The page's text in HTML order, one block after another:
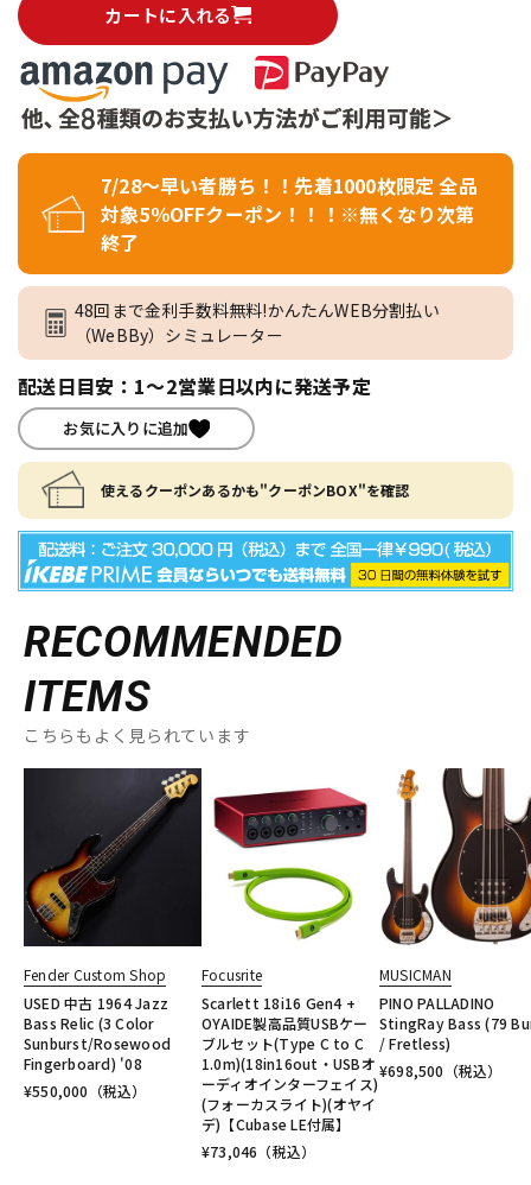
カートに入れる
7/28～早い者勝ち！！先着1000枚限定 全品
対象5％OFFクーポン！！！※無くなり次第
終了
48回まで金利手数料無料!かんたんWEB分割払い
（WeBBy）シミュレーター
配送日目安：1～2営業日以内に発送予定
お気に入りに追加
使えるクーポンあるかも"クーポンBOX"を確認
RECOMMENDED
ITEMS
こちらもよく見られています
Fender Custom Shop
USED 中古 1964 Jazz
Bass Relic (3 Color
Sunburst/Rosewood
Fingerboard) '08
¥550,000 （税込）
Focusrite
Scarlett 18i16 Gen4 +
OYAIDE製高品質USBケー
ブルセット(Type C to C
1.0m)(18in16out・USBオ
ーディオインターフェイス)
(フォーカスライト)(オヤイ
デ)【Cubase LE付属】
¥73,046 （税込）
MUSICMAN
PINO PALLADINO
StingRay Bass (79
/ Fretless)
¥698,500 （税込）